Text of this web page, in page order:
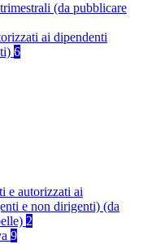
(da pubblicare
ai dipendenti
6
e autorizzati ai
e non dirigenti) (da
2
9